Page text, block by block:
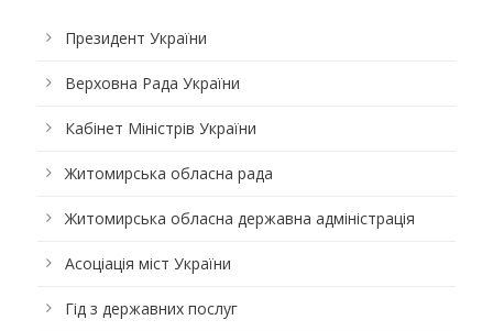
Президент України
Верховна Рада України
Кабінет Міністрів України
Житомирська обласна рада
Житомирська обласна державна адміністрація
Асоціація міст України
Гід з державних послуг